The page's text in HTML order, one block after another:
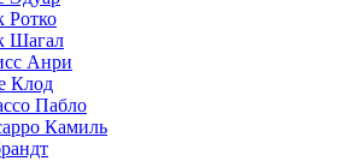
Ротко
Шагал
Анри
Клод
Пабло
Камиль